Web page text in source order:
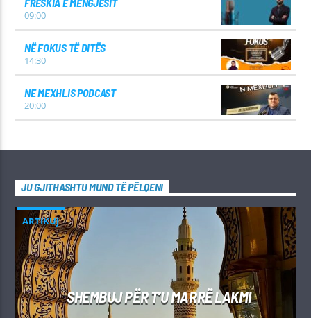
09:00
NË FOKUS TË DITËS
14:30
NE MEXHLIS PODCAST
20:00
JU GJITHASHTU MUND TË PËLQENI
ARTIKUJ
SHEMBUJ PËR T’U MARRË LAKMI